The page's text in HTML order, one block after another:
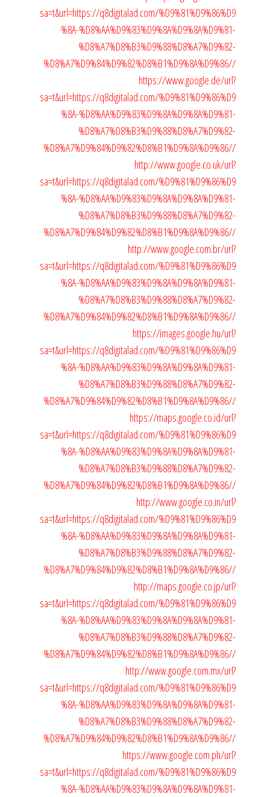
sa=t&url=https://q8digitalad.com/%D9%81%D9%86%D9
%8A-%D8%AA%D9%83%D9%8A%D9%8A%D9%81-
%D8%A7%D8%B3%D9%88%D8%A7%D9%82-
%D8%A7%D9%84%D9%82%D8%B1%D9%8A%D9%86//
https://www.google.de/url?
sa=t&url=https://q8digitalad.com/%D9%81%D9%86%D9
%8A-%D8%AA%D9%83%D9%8A%D9%8A%D9%81-
%D8%A7%D8%B3%D9%88%D8%A7%D9%82-
%D8%A7%D9%84%D9%82%D8%B1%D9%8A%D9%86//
http://www.google.co.uk/url?
sa=t&url=https://q8digitalad.com/%D9%81%D9%86%D9
%8A-%D8%AA%D9%83%D9%8A%D9%8A%D9%81-
%D8%A7%D8%B3%D9%88%D8%A7%D9%82-
%D8%A7%D9%84%D9%82%D8%B1%D9%8A%D9%86//
http://www.google.com.br/url?
sa=t&url=https://q8digitalad.com/%D9%81%D9%86%D9
%8A-%D8%AA%D9%83%D9%8A%D9%8A%D9%81-
%D8%A7%D8%B3%D9%88%D8%A7%D9%82-
%D8%A7%D9%84%D9%82%D8%B1%D9%8A%D9%86//
https://images.google.hu/url?
sa=t&url=https://q8digitalad.com/%D9%81%D9%86%D9
%8A-%D8%AA%D9%83%D9%8A%D9%8A%D9%81-
%D8%A7%D8%B3%D9%88%D8%A7%D9%82-
%D8%A7%D9%84%D9%82%D8%B1%D9%8A%D9%86//
https://maps.google.co.id/url?
sa=t&url=https://q8digitalad.com/%D9%81%D9%86%D9
%8A-%D8%AA%D9%83%D9%8A%D9%8A%D9%81-
%D8%A7%D8%B3%D9%88%D8%A7%D9%82-
%D8%A7%D9%84%D9%82%D8%B1%D9%8A%D9%86//
http://www.google.co.in/url?
sa=t&url=https://q8digitalad.com/%D9%81%D9%86%D9
%8A-%D8%AA%D9%83%D9%8A%D9%8A%D9%81-
%D8%A7%D8%B3%D9%88%D8%A7%D9%82-
%D8%A7%D9%84%D9%82%D8%B1%D9%8A%D9%86//
http://maps.google.co.jp/url?
sa=t&url=https://q8digitalad.com/%D9%81%D9%86%D9
%8A-%D8%AA%D9%83%D9%8A%D9%8A%D9%81-
%D8%A7%D8%B3%D9%88%D8%A7%D9%82-
%D8%A7%D9%84%D9%82%D8%B1%D9%8A%D9%86//
http://www.google.com.mx/url?
sa=t&url=https://q8digitalad.com/%D9%81%D9%86%D9
%8A-%D8%AA%D9%83%D9%8A%D9%8A%D9%81-
%D8%A7%D8%B3%D9%88%D8%A7%D9%82-
%D8%A7%D9%84%D9%82%D8%B1%D9%8A%D9%86//
https://www.google.com.ph/url?
sa=t&url=https://q8digitalad.com/%D9%81%D9%86%D9
%8A-%D8%AA%D9%83%D9%8A%D9%8A%D9%81-